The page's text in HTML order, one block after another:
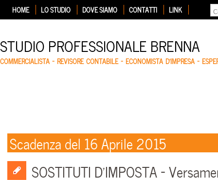
HOME LO STUDIO DOVE SIAMO CONTATTI LINK
STUDIO PROFESSIONALE BRENNA
COMMERCIALISTA – REVISORE CONTABILE – ECONOMISTA D'IMPRESA –
Scadenza del 16 Aprile 2015
SOSTITUTI D’IMPOSTA –